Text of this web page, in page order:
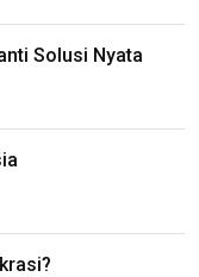
Solusi Nyata